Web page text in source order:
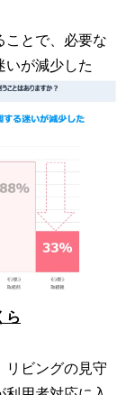
ことで、必要な
いが減少した
ら
リビングの見守